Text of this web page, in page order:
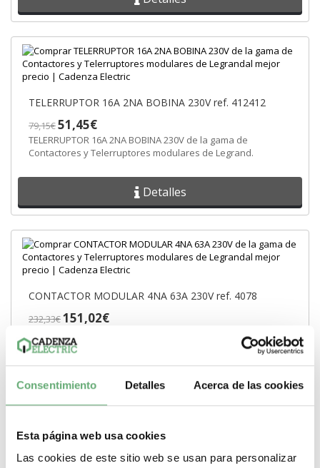
Consentimiento Detalles Acerca de las cookies
Esta página web usa cookies
Las cookies de este sitio web se usan para personalizar
TELERRUPTOR 16A 2NA BOBINA 230V ref. 412412
79,15€51,45€
TELERRUPTOR 16A 2NA BOBINA 230V de la gama de
Contactores y Telerruptores modulares de Legrand.
Detalles
CONTACTOR MODULAR 4NA 63A 230V ref. 4078
232,33€151,02€
CONTACTOR MODULAR 4NA 63A 230V de la gama de
Contactores y Telerruptores modulares de Legrand.
Detalles